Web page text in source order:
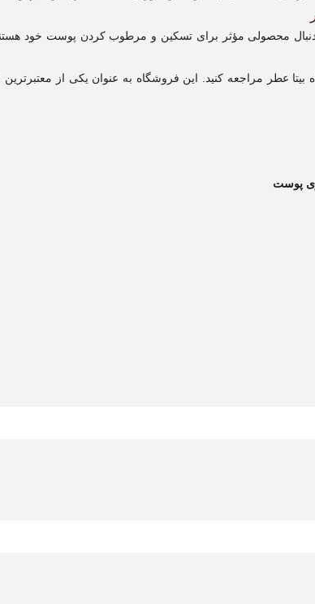
محصولی مؤثر برای تسکین و مرطوب کردن پوست خود
عطر مراجعه کنید. این فروشگاه به عنوان یکی از
پوست